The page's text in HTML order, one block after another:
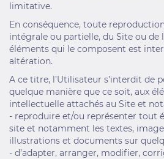
limitative.
En conséquence, toute
intégrale ou partielle, du Site ou de
éléments qui le composent est
altération.
A ce titre, l’Utilisateur s’interdit de
quelque manière que ce soit, aux
intellectuelle attachés au Site et
- reproduire et/ou représenter tout
site et notamment les textes,
illustrations et documents sur
- d’adapter, arranger, modifier,